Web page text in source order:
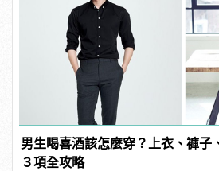
男生喝喜酒該怎麼穿？上衣、褲子
３項全攻略